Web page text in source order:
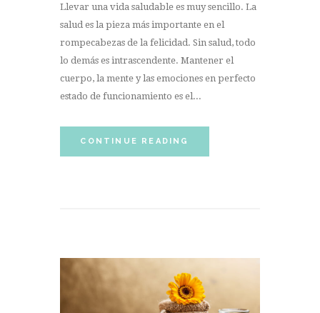
Llevar una vida saludable es muy sencillo. La
salud es la pieza más importante en el
rompecabezas de la felicidad. Sin salud, todo
lo demás es intrascendente. Mantener el
cuerpo, la mente y las emociones en perfecto
estado de funcionamiento es el...
CONTINUE READING